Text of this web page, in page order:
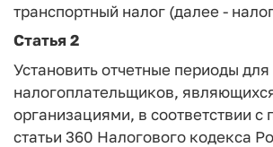
транспортный налог (далее -
Статья 2
Установить отчетные периоды для
налогоплательщиков,
организациями, в соответствии с
статьи 360 Налогового кодекса